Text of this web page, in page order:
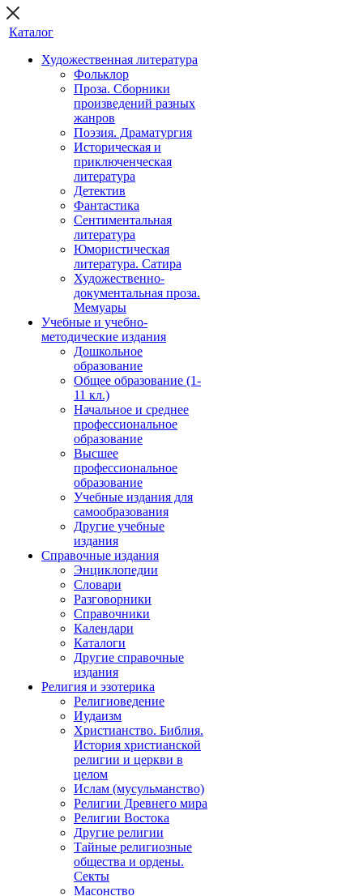
Каталог
Художественная литература
Фольклор
Проза. Сборники
произведений разных
жанров
Поэзия. Драматургия
Историческая и
приключенческая
литература
Детектив
Фантастика
Сентиментальная
литература
Юмористическая
литература. Сатира
Художественно-
документальная проза.
Мемуары
Учебные и учебно-
методические издания
Дошкольное
образование
Общее образование (1-
11 кл.)
Начальное и среднее
профессиональное
образование
Высшее
профессиональное
образование
Учебные издания для
самообразования
Другие учебные
издания
Справочные издания
Энциклопедии
Словари
Разговорники
Справочники
Календари
Каталоги
Другие справочные
издания
Религия и эзотерика
Религиоведение
Иудаизм
Христианство. Библия.
История христианской
религии и церкви в
целом
Ислам (мусульманство)
Религии Древнего мира
Религии Востока
Другие религии
Тайные религиозные
общества и ордены.
Секты
Масонство